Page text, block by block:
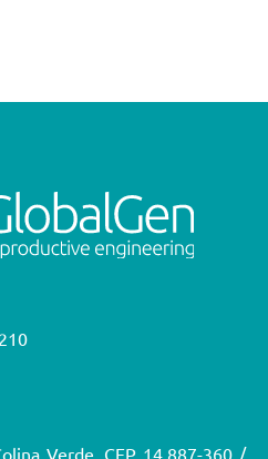
Verde. CEP 14.887-360 /